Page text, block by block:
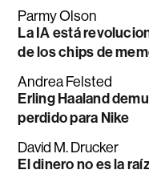
Parmy Olson
La IA está
de los chips de
Andrea Felsted
Erling Haaland
perdido para Nike
David M. Drucker
El dinero no es la